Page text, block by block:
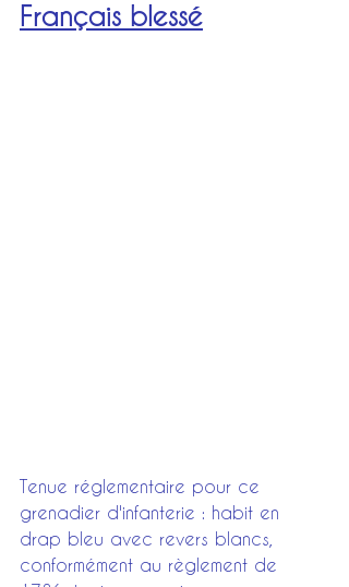
Français blessé
Tenue réglementaire pour ce
grenadier d'infanterie : habit en
drap bleu avec revers blancs,
conformément au règlement de